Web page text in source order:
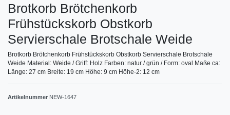
Brotkorb Brötchenkorb
Frühstückskorb Obstkorb
Servierschale Brotschale Weide
Brotkorb Brötchenkorb Frühstückskorb Obstkorb Servierschale Brotschale
Weide Material: Weide / Griff: Holz Farben: natur / grün / Form: oval Maße ca:
Länge: 27 cm Breite: 19 cm Höhe: 9 cm Höhe-2: 12 cm
Artikelnummer NEW-1647